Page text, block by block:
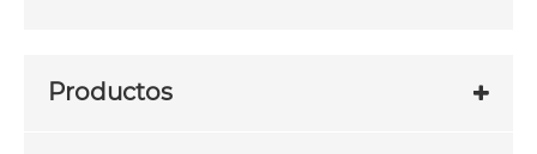
Productos